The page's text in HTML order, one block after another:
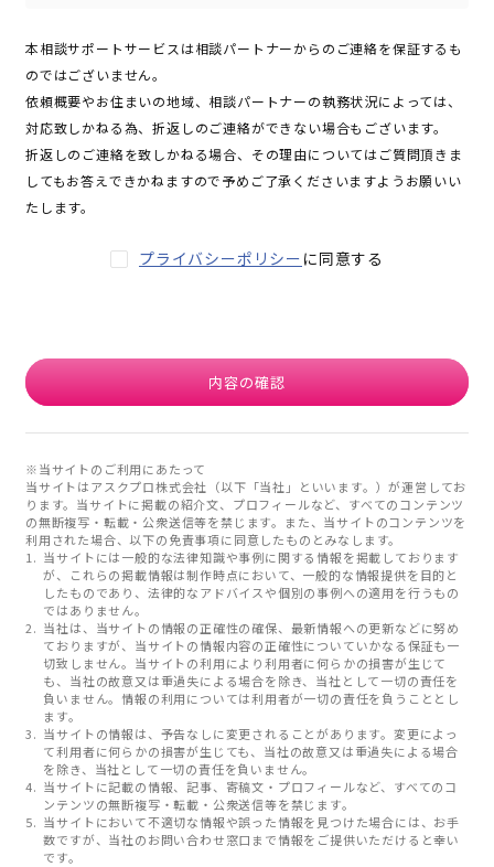
本相談サポートサービスは相談パートナーからのご連絡を保証するも
のではございません。
依頼概要やお住まいの地域、相談パートナーの執務状況によっては、
対応致しかねる為、折返しのご連絡ができない場合もございます。
折返しのご連絡を致しかねる場合、その理由についてはご質問頂きま
してもお答えできかねますので予めご了承くださいますようお願いい
たします。
プライバシーポリシー に同意する
内容の確認
※当サイトのご利用にあたって
当サイトはアスクプロ株式会社（以下「当社」といいます。）が運営してお
ります。当サイトに掲載の紹介文、プロフィールなど、すべてのコンテンツ
の無断複写・転載・公衆送信等を禁じます。また、当サイトのコンテンツを
利用された場合、以下の免責事項に同意したものとみなします。
当サイトには一般的な法律知識や事例に関する情報を掲載しております
が、これらの掲載情報は制作時点において、一般的な情報提供を目的と
したものであり、法律的なアドバイスや個別の事例への適用を行うもの
ではありません。
当社は、当サイトの情報の正確性の確保、最新情報への更新などに努め
ておりますが、当サイトの情報内容の正確性についていかなる保証も一
切致しません。当サイトの利用により利用者に何らかの損害が生じて
も、当社の故意又は重過失による場合を除き、当社として一切の責任を
負いません。情報の利用については利用者が一切の責任を負うこととし
ます。
当サイトの情報は、予告なしに変更されることがあります。変更によっ
て利用者に何らかの損害が生じても、当社の故意又は重過失による場合
を除き、当社として一切の責任を負いません。
当サイトに記載の情報、記事、寄稿文・プロフィールなど、すべてのコ
ンテンツの無断複写・転載・公衆送信等を禁じます。
当サイトにおいて不適切な情報や誤った情報を見つけた場合には、お手
数ですが、当社のお問い合わせ窓口まで情報をご提供いただけると幸い
です。